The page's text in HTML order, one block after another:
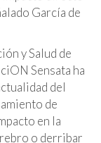
García de
y Salud de
Sensata ha
del
de
en la
o derribar